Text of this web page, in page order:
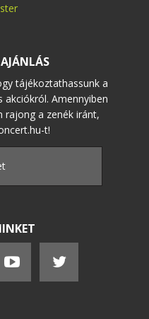
tájékoztathassunk a
akciókról. Amennyiben
rajong a zenék iránt,
t!